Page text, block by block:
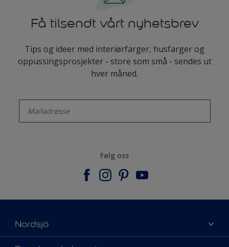
Få tilsendt vårt nyhetsbrev
Tips og ideer med interiørfarger, husfarger og
oppussingsprosjekter - store som små - sendes ut
hver måned.
Følg oss
Nordsjö
Om Nordsjö